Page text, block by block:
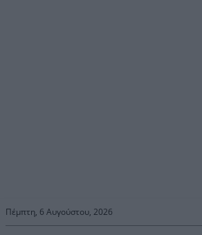
Πέμπτη, 6 Αυγούστου, 2026